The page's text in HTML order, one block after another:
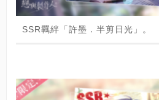
SSR羈絆「許墨．半剪日光」。